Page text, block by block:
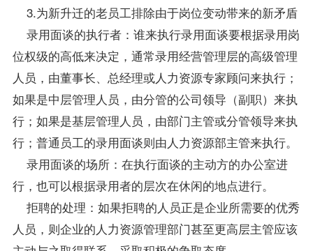
3.为新升迁的老员工排除由于岗位变动带来的新矛盾
录用面谈的执行者：谁来执行录用面谈要根据录用岗
位权级的高低来决定，通常录用经营管理层的高级管理
人员，由董事长、总经理或人力资源专家顾问来执行；
如果是中层管理人员，由分管的公司领导（副职）来执
行；如果是基层管理人员，由部门主管或分管领导来执
行；普通员工的录用面谈则由人力资源部主管来执行。
录用面谈的场所：在执行面谈的主动方的办公室进
行，也可以根据录用者的层次在休闲的地点进行。
拒聘的处理：如果拒聘的人员正是企业所需要的优秀
人员，则企业的人力资源管理部门甚至更高层主管应该